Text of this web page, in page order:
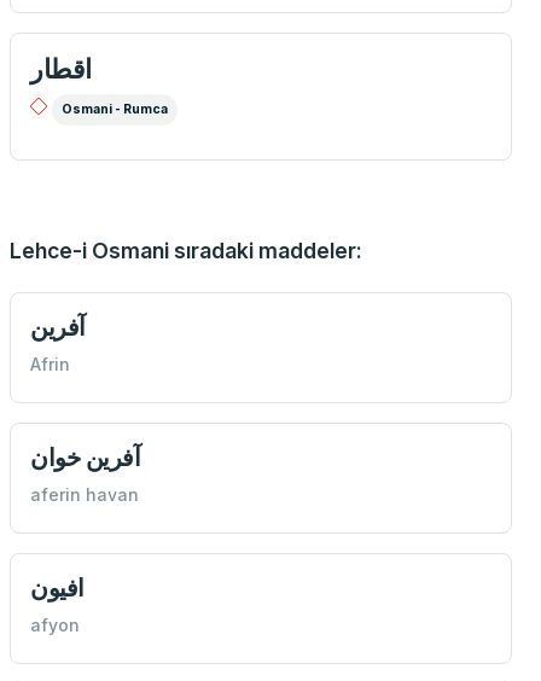
اقطار
Osmani - Rumca
Lehce-i Osmani sıradaki maddeler:
آفرين
Afrin
آفرين خوان
aferin havan
افيون
afyon